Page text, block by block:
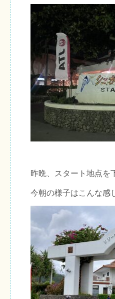
昨晩、スタート地点を
今朝の様子はこんな感